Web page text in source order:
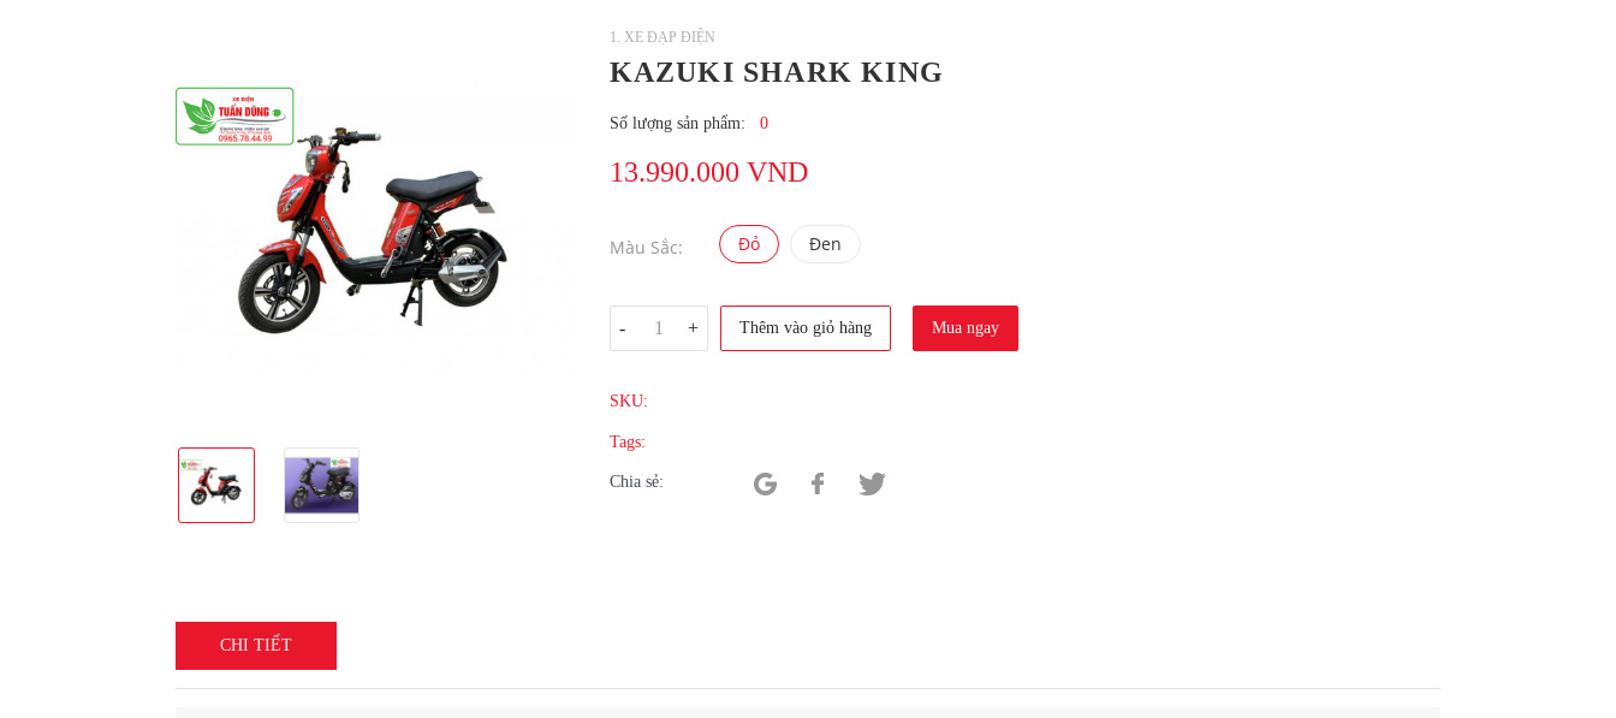
1. XE ĐẠP ĐIỆN
KAZUKI SHARK KING
Số lượng sản phẩm: 0
13.990.000 VND
Màu Sắc: Đỏ Đen
+
- Thêm vào giỏ hàng Mua ngay
SKU:
Tags:
Chia sẻ:
CHI TIẾT